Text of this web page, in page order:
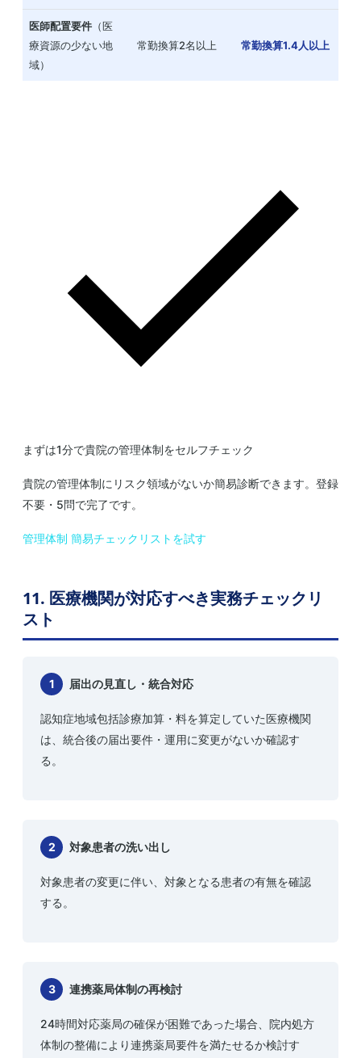
医師配置要件 （医
療資源の少ない地
域）
常勤換算2名以上 常勤換算1.4人以上
まずは1分で貴院の管理体制をセルフチェック
貴院の管理体制にリスク領域がないか簡易診断できます。登録
不要・5問で完了です。
管理体制 簡易チェックリストを試す
11. 医療機関が対応すべき実務チェックリ
スト
1 届出の見直し・統合対応
認知症地域包括診療加算・料を算定していた医療機関
は、統合後の届出要件・運用に変更がないか確認す
る。
2 対象患者の洗い出し
対象患者の変更に伴い、対象となる患者の有無を確認
する。
3 連携薬局体制の再検討
24時間対応薬局の確保が困難であった場合、院内処方
体制の整備により連携薬局要件を満たせるか検討す